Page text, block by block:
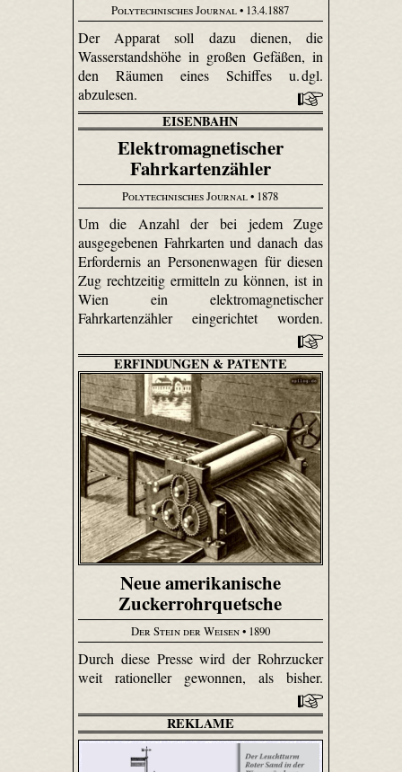
Polytechnisches Journal• 13.4.1887
Der Apparat soll dazu dienen, die
Wasserstandshöhe in großen Gefäßen, in
den Räumen eines Schiffes u. dgl.
abzulesen.
EISENBAHN
Elektromagnetischer
Fahrkartenzähler
Polytechnisches Journal• 1878
Um die Anzahl der bei jedem Zuge
ausgegebenen Fahrkarten und danach das
Erfordernis an Personenwagen für diesen
Zug rechtzeitig ermitteln zu können, ist in
Wien ein elektromagnetischer
Fahrkartenzähler eingerichtet worden.
ERFINDUNGEN & PATENTE
Neue amerikanische
Zuckerrohrquetsche
Der Stein der Weisen• 1890
Durch diese Presse wird der Rohrzucker
weit rationeller gewonnen, als bisher.
REKLAME